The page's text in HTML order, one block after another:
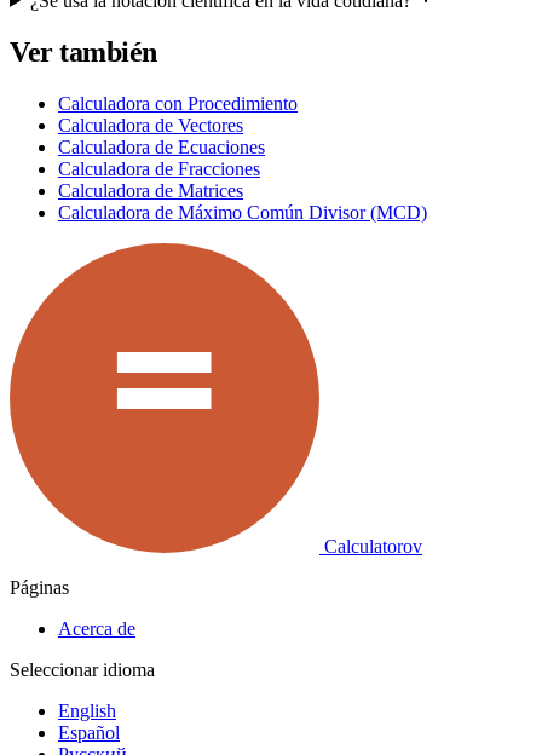
Ver también
Calculadora con Procedimiento
Calculadora de Vectores
Calculadora de Ecuaciones
Calculadora de Fracciones
Calculadora de Matrices
Calculadora de Máximo Común Divisor (MCD)
Calculatorov
Páginas
Acerca de
Seleccionar idioma
English
Español